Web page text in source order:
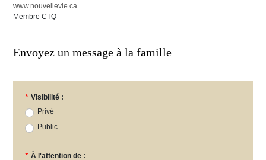
www.nouvellevie.ca
Membre CTQ
Envoyez un message à la famille
* Visibilité :
Privé
Public
* À l'attention de :